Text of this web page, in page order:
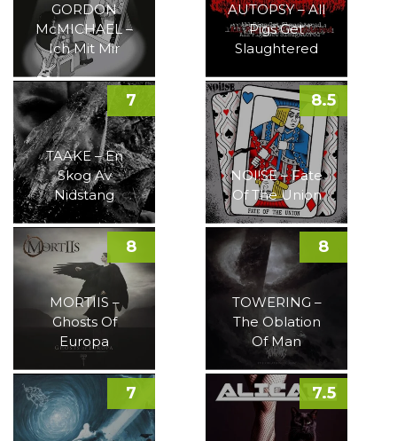
GORDON
McMICHAEL –
Ich Mit Mir
AUTOPSY – All
Pigs Get
Slaughtered
TAAKE – En
Skog Av
Nidstang
7
NOI!SE – Fate
Of The Union
8.5
MORTIIS –
Ghosts Of
Europa
8
TOWERING –
The Oblation
Of Man
8
7 7.5